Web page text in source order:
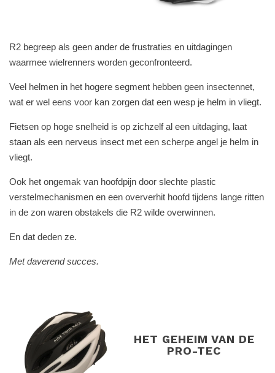
R2 begreep als geen ander de frustraties en uitdagingen
waarmee wielrenners worden geconfronteerd.
Veel helmen in het hogere segment hebben geen insectennet,
wat er wel eens voor kan zorgen dat een wesp je helm in vliegt.
Fietsen op hoge snelheid is op zichzelf al een uitdaging, laat
staan als een nerveus insect met een scherpe angel je helm in
vliegt.
Ook het ongemak van hoofdpijn door slechte plastic
verstelmechanismen en een oververhit hoofd tijdens lange ritten
in de zon waren obstakels die R2 wilde overwinnen.
En dat deden ze.
Met daverend succes.
HET GEHEIM VAN DE
PRO-TEC